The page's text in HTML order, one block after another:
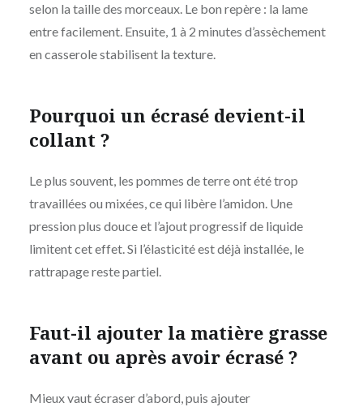
selon la taille des morceaux. Le bon repère : la lame
entre facilement. Ensuite, 1 à 2 minutes d’assèchement
en casserole stabilisent la texture.
Pourquoi un écrasé devient-il
collant ?
Le plus souvent, les pommes de terre ont été trop
travaillées ou mixées, ce qui libère l’amidon. Une
pression plus douce et l’ajout progressif de liquide
limitent cet effet. Si l’élasticité est déjà installée, le
rattrapage reste partiel.
Faut-il ajouter la matière grasse
avant ou après avoir écrasé ?
Mieux vaut écraser d’abord, puis ajouter